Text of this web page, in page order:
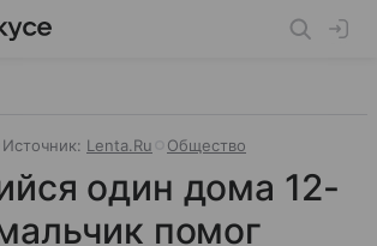
Источник: Lenta.Ru Общество
один дома 12-
помог